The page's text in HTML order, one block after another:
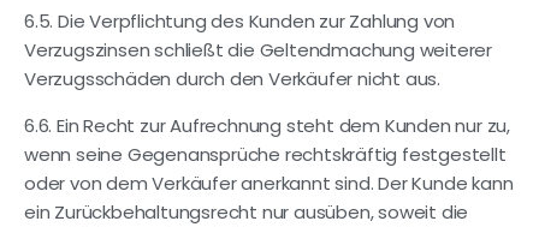
6.5. Die Verpflichtung des Kunden zur Zahlung von
Verzugszinsen schließt die Geltendmachung weiterer
Verzugsschäden durch den Verkäufer nicht aus.
6.6. Ein Recht zur Aufrechnung steht dem Kunden nur zu,
wenn seine Gegenansprüche rechtskräftig festgestellt
oder von dem Verkäufer anerkannt sind. Der Kunde kann
ein Zurückbehaltungsrecht nur ausüben, soweit die